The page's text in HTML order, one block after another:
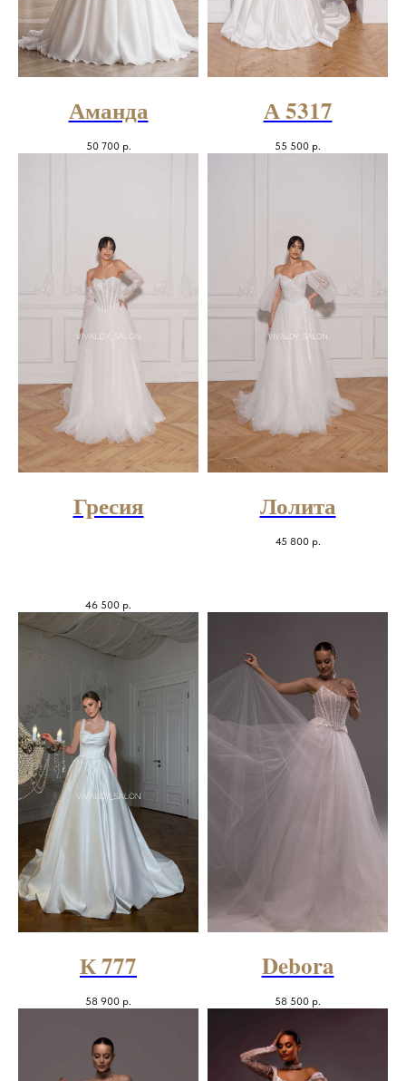
Аманда
50 700 р.
А 5317
55 500 р.
Гресия
46 500 р.
Лолита
45 800 р.
К 777
58 900 р.
Debora
58 500 р.